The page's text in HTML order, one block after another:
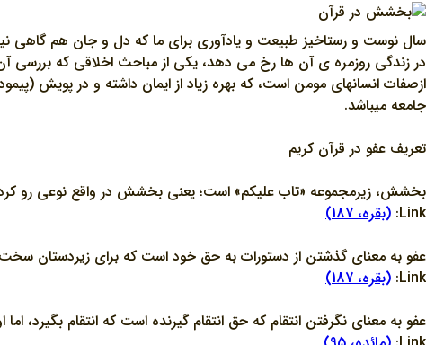
سال نوست و رستاخيز طبيعت و يادآوري براي ما که دل و جان هم گاهي نياز
در زندگي روزمره ي آن ها رخ مي دهد، يکي از مباحث اخلاقي که
ازصفات انسانهاي مومن است، که بهره زياد از ايمان داشته و در پويش
جامعه ميباشد.
تعريف عفو در قرآن کريم
بخشش، زيرمجموعه «تاب عليکم» است؛ يعني بخشش در واقع نوعي
Link: (بقره، 187)
عفو به معناي گذشتن از دستورات به حق خود است که براي زيردستان
Link: (بقره، 187)
عفو به معناي نگرفتن انتقام که حق انتقام گيرنده است که انتقام بگيرد،